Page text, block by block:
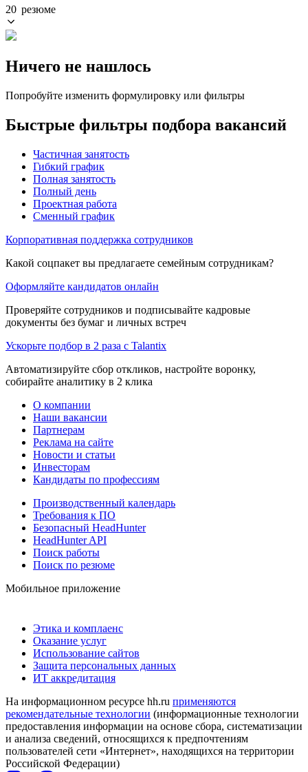
20 резюме
Ничего не нашлось
Попробуйте изменить формулировку или фильтры
Быстрые фильтры подбора вакансий
Частичная занятость
Гибкий график
Полная занятость
Полный день
Проектная работа
Сменный график
Корпоративная поддержка сотрудников
Какой соцпакет вы предлагаете семейным сотрудникам?
Оформляйте кандидатов онлайн
Проверяйте сотрудников и подписывайте кадровые
документы без бумаг и личных встреч
Ускорьте подбор в 2 раза с Talantix
Автоматизируйте сбор откликов, настройте воронку,
собирайте аналитику в 2 клика
О компании
Наши вакансии
Партнерам
Реклама на сайте
Новости и статьи
Инвесторам
Кандидаты по профессиям
Производственный календарь
Требования к ПО
Безопасный HeadHunter
HeadHunter API
Поиск работы
Поиск по резюме
Мобильное приложение
Этика и комплаенс
Оказание услуг
Использование сайтов
Защита персональных данных
ИТ аккредитация
На информационном ресурсе hh.ru применяются
рекомендательные технологии (информационные технологии
предоставления информации на основе сбора, систематизации
и анализа сведений, относящихся к предпочтениям
пользователей сети «Интернет», находящихся на территории
Российской Федерации)